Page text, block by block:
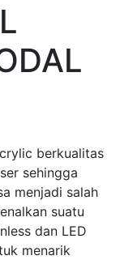
berkualitas
sehingga
menjadi salah
suatu
dan LED
menarik